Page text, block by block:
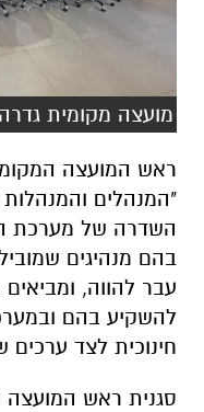
מועצה מקומית גדרה
ראש המועצה
"המנהלים
השדרה של מערכת
בהם מנהיגים
עבר להווה,
להשקיע בהם
חינוכית לצד
סגנית ראש המועצה